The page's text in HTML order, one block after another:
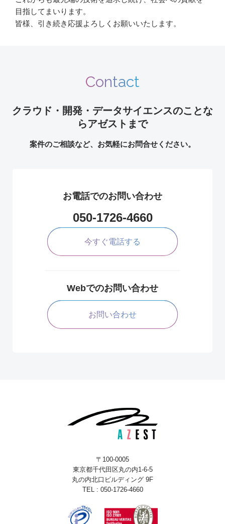
目指してまいります。
皆様、引き続き応援よろしくお願いいたします。
Contact
クラウド・開発・データサイエンスのことな
らアゼストまで
案件のご相談など、お気軽にお問合せください。
お電話でのお問い合わせ
050-1726-4660
今すぐ電話する
Webでのお問い合わせ
お問い合わせ
〒100-0005
東京都千代田区丸の内1-6-5
丸の内北口ビルディング 9F
TEL : 050-1726-4660